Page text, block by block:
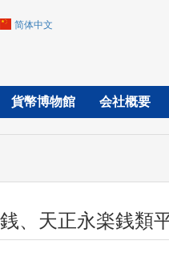
简体中文
貨幣博物館 会社概要
、天正永楽銭類